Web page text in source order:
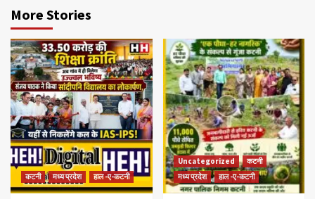
More Stories
कटनी मध्य प्रदेश हाल -ए-कटनी
Uncategorized
कटनी
मध्य प्रदेश
हाल -ए-कटनी